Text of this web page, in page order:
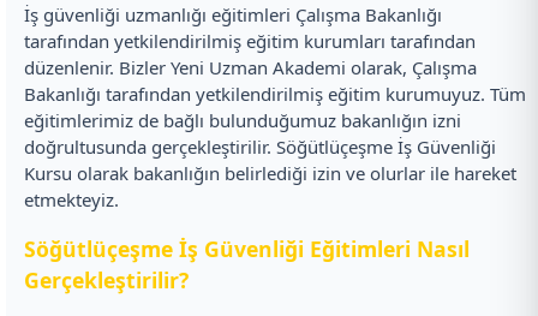
İş güvenliği uzmanlığı eğitimleri Çalışma Bakanlığı
tarafından yetkilendirilmiş eğitim kurumları tarafından
düzenlenir. Bizler Yeni Uzman Akademi olarak, Çalışma
Bakanlığı tarafından yetkilendirilmiş eğitim kurumuyuz. Tüm
eğitimlerimiz de bağlı bulunduğumuz bakanlığın izni
doğrultusunda gerçekleştirilir. Söğütlüçeşme İş Güvenliği
Kursu olarak bakanlığın belirlediği izin ve olurlar ile hareket
etmekteyiz.
Söğütlüçeşme İş Güvenliği Eğitimleri Nasıl
Gerçekleştirilir?